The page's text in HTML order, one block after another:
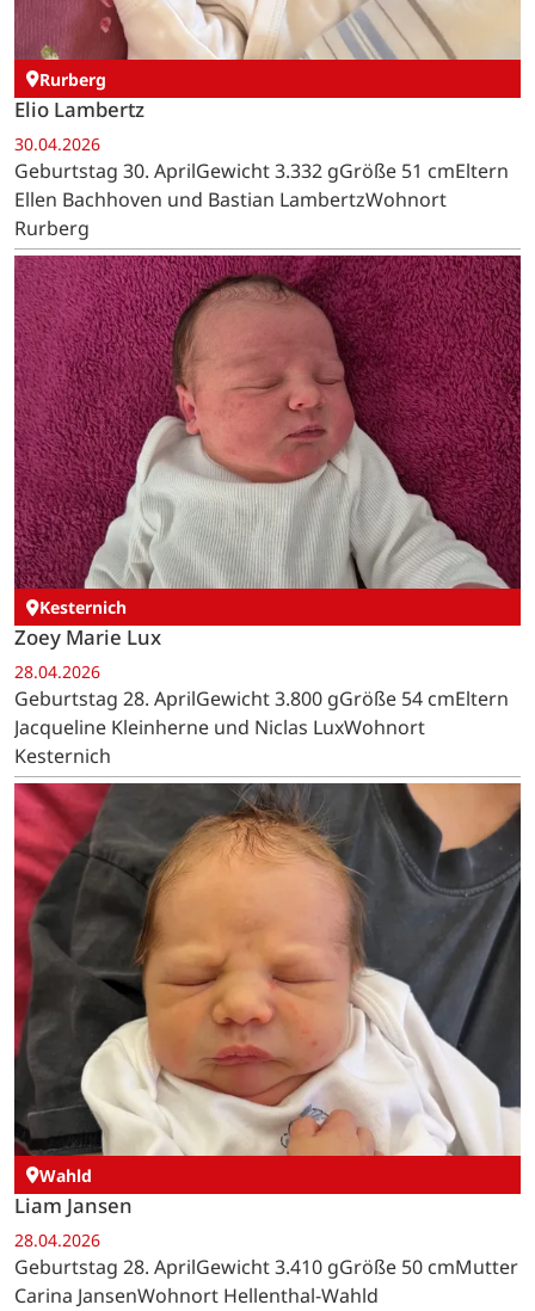
Rurberg
Elio Lambertz
30.04.2026
Geburtstag 30. AprilGewicht 3.332 gGröße 51 cmEltern
Ellen Bachhoven und Bastian LambertzWohnort
Rurberg
Kesternich
Zoey Marie Lux
28.04.2026
Geburtstag 28. AprilGewicht 3.800 gGröße 54 cmEltern
Jacqueline Kleinherne und Niclas LuxWohnort
Kesternich
Wahld
Liam Jansen
28.04.2026
Geburtstag 28. AprilGewicht 3.410 gGröße 50 cmMutter
Carina JansenWohnort Hellenthal-Wahld